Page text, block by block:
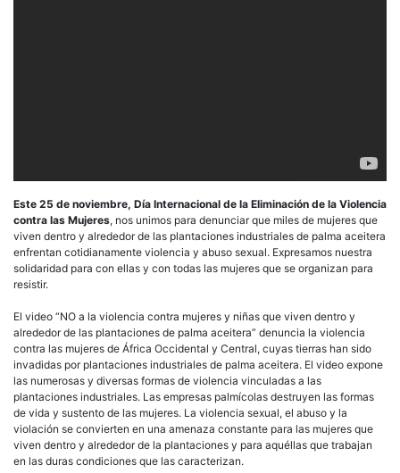
Este 25 de noviembre, Día Internacional de la Eliminación de la Violencia
contra las Mujeres, nos unimos para denunciar que miles de mujeres que
viven dentro y alrededor de las plantaciones industriales de palma aceitera
enfrentan cotidianamente violencia y abuso sexual. Expresamos nuestra
solidaridad para con ellas y con todas las mujeres que se organizan para
resistir.
El video “NO a la violencia contra mujeres y niñas que viven dentro y
alrededor de las plantaciones de palma aceitera” denuncia la violencia
contra las mujeres de África Occidental y Central, cuyas tierras han sido
invadidas por plantaciones industriales de palma aceitera. El video expone
las numerosas y diversas formas de violencia vinculadas a las
plantaciones industriales. Las empresas palmícolas destruyen las formas
de vida y sustento de las mujeres. La violencia sexual, el abuso y la
violación se convierten en una amenaza constante para las mujeres que
viven dentro y alrededor de la plantaciones y para aquéllas que trabajan
en las duras condiciones que las caracterizan.